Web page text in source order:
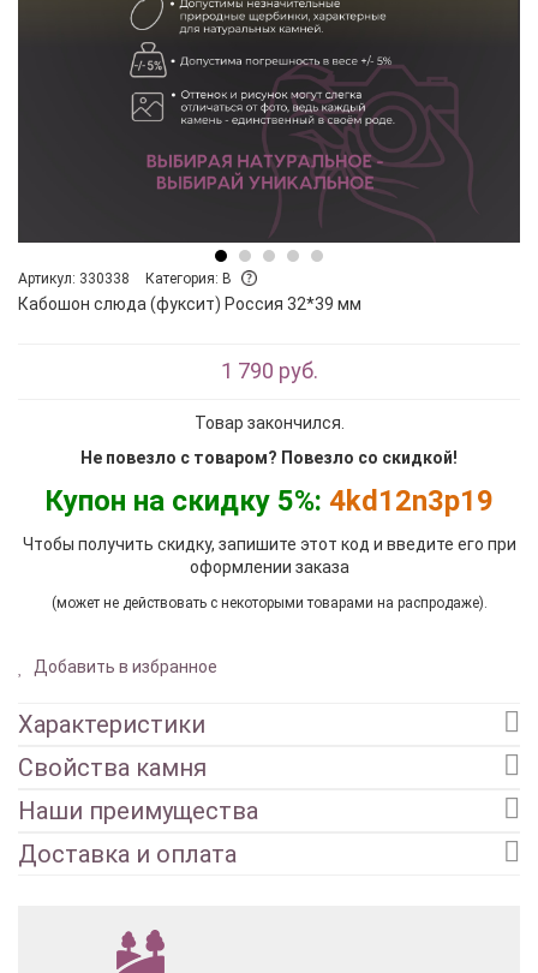
Артикул: 330338 Категория: B
Кабошон слюда (фуксит) Россия 32*39 мм
1 790 руб.
Товар закончился.
Не повезло с товаром? Повезло со скидкой!
Купон на скидку 5%: 4kd12n3p19
Чтобы получить скидку, запишите этот код и введите его при
оформлении заказа
(может не действовать с некоторыми товарами на распродаже).
Добавить в избранное
Характеристики
Свойства камня
Наши преимущества
Доставка и оплата